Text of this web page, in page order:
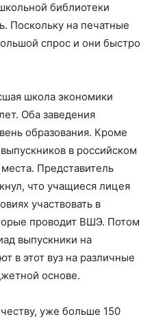
библиотеки
Поскольку на печатные
спрос и они быстро
школа экономики
Оба заведения
образования. Кроме
в российском
Представитель
что учащиеся лицея
участвовать в
проводит ВШЭ. Потом
выпускники на
в этот вуз на различные
основе.
уже больше 150